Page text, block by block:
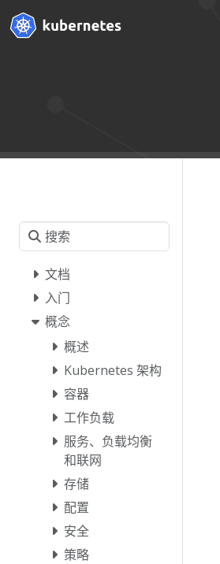
文档
入门
概念
概述
Kubernetes 架构
容器
工作负载
服务、负载均衡
和联网
存储
配置
安全
策略